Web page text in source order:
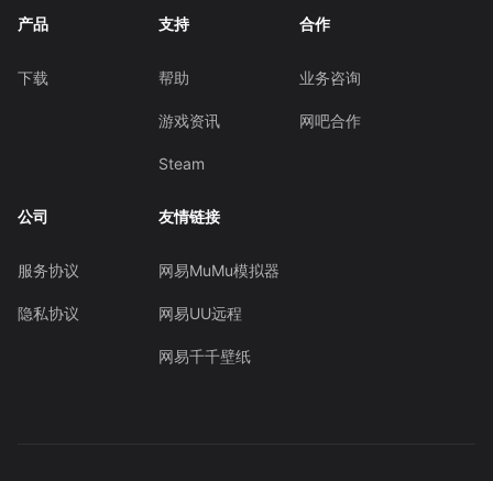
产品
下载
支持
帮助
游戏资讯
Steam
合作
业务咨询
网吧合作
公司
服务协议
隐私协议
友情链接
网易MuMu模拟器
网易UU远程
网易千千壁纸